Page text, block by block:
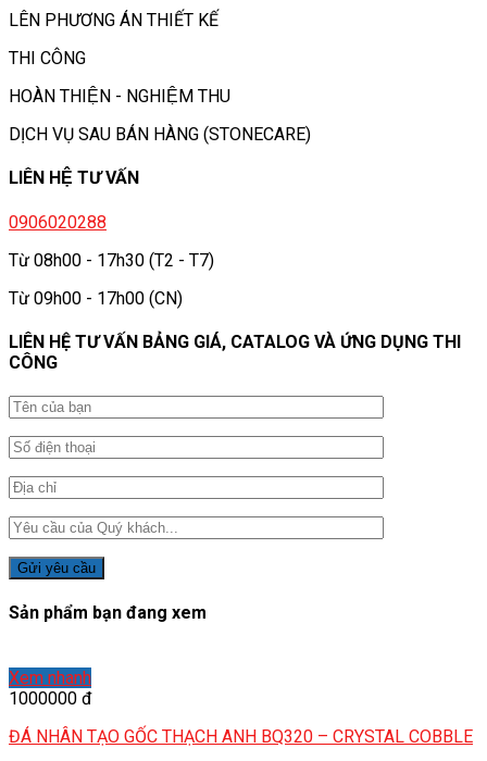
LÊN PHƯƠNG ÁN THIẾT KẾ
THI CÔNG
HOÀN THIỆN - NGHIỆM THU
DỊCH VỤ SAU BÁN HÀNG (STONECARE)
LIÊN HỆ TƯ VẤN
0906020288
Từ 08h00 - 17h30 (T2 - T7)
Từ 09h00 - 17h00 (CN)
LIÊN HỆ TƯ VẤN BẢNG GIÁ, CATALOG VÀ ỨNG DỤNG THI
CÔNG
Sản phẩm bạn đang xem
Xem nhanh
1000000 đ
ĐÁ NHÂN TẠO GỐC THẠCH ANH BQ320 – CRYSTAL COBBLE